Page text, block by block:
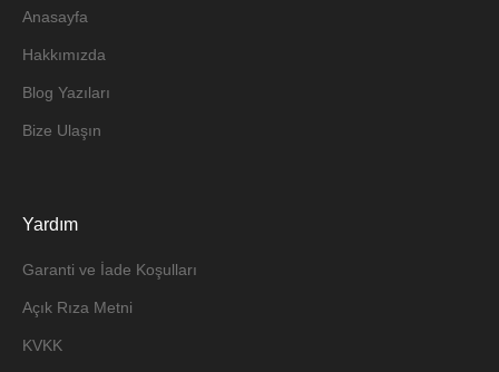
Anasayfa
Hakkımızda
Blog Yazıları
Bize Ulaşın
Yardım
Garanti ve İade Koşulları
Açık Rıza Metni
KVKK